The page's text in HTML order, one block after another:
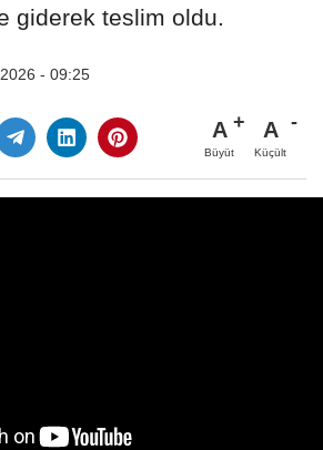
giderek teslim oldu.
- 09:25
A
Büyüt
A
Küçült